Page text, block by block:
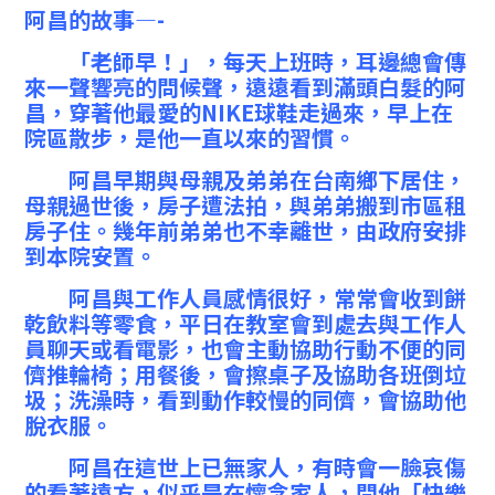
阿昌的故事—-
「老師早！」，每天上班時，耳邊總會傳
來一聲響亮的問候聲，遠遠看到滿頭白髮的阿
昌，穿著他最愛的NIKE球鞋走過來，早上在
院區散步，是他一直以來的習慣。
阿昌早期與母親及弟弟在台南鄉下居住，
母親過世後，房子遭法拍，與弟弟搬到市區租
房子住。幾年前弟弟也不幸離世，由政府安排
到本院安置。
阿昌與工作人員感情很好，常常會收到餅
乾飲料等零食，平日在教室會到處去與工作人
員聊天或看電影，也會主動協助行動不便的同
儕推輪椅；用餐後，會擦桌子及協助各班倒垃
圾；洗澡時，看到動作較慢的同儕，會協助他
脫衣服。
阿昌在這世上已無家人，有時會一臉哀傷